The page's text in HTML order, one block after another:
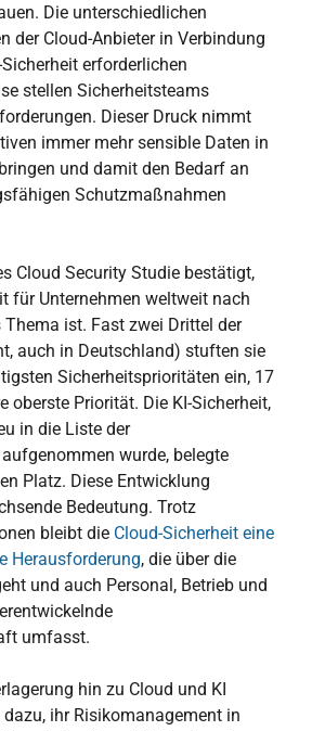
Die unterschiedlichen
der Cloud-Anbieter in Verbindung
erforderlichen
stellen Sicherheitsteams
Dieser Druck nimmt
immer mehr sensible Daten in
und damit den Bedarf an
Schutzmaßnahmen
Cloud Security Studie bestätigt,
für Unternehmen weltweit nach
ist. Fast zwei Drittel der
auch in Deutschland) stuften sie
Sicherheitsprioritäten ein, 17
oberste Priorität. Die KI-Sicherheit,
in die Liste der
wurde, belegte
Platz. Diese Entwicklung
Bedeutung. Trotz
bleibt die Cloud-Sicherheit eine
Herausforderung, die über die
und auch Personal, Betrieb und
umfasst.
hin zu Cloud und KI
ihr Risikomanagement in